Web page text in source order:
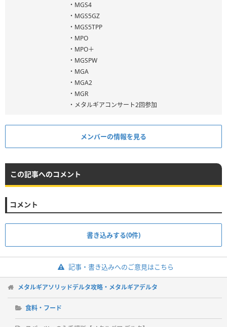
・MGS4
・MGS5GZ
・MGS5TPP
・MPO
・MPO＋
・MGSPW
・MGA
・MGA2
・MGR
・メタルギアコンサート2回参加
メンバーの情報を見る
この記事へのコメント
コメント
書き込みする(0件)
記事・書き込みへのご意見はこちら
メタルギアソリッドデルタ攻略・メタルギアデルタ
食料・フード